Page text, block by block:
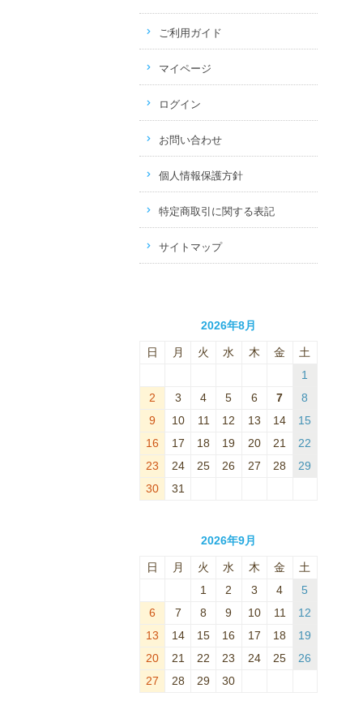
ご利用ガイド
マイページ
ログイン
お問い合わせ
個人情報保護方針
特定商取引に関する表記
サイトマップ
2026年8月
日 月 火 水 木 金
土
1
2
3 4 5 6 7
8
9
10 11 12 13 14
15
16
17 18 19 20 21
22
23
24 25 26 27 28
29
30
31
2026年9月
日 月 火 水 木 金
土
1
2 3 4
5
6
7 8 9 10 11
12
13
14 15 16 17 18
19
20
21 22 23 24 25
26
27
28 29 30